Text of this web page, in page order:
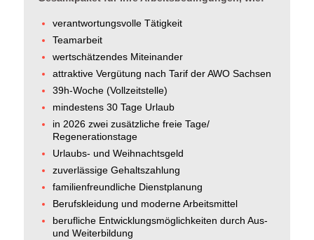
verantwortungsvolle Tätigkeit
Teamarbeit
wertschätzendes Miteinander
attraktive Vergütung nach Tarif der AWO Sachsen
39h-Woche (Vollzeitstelle)
mindestens 30 Tage Urlaub
in 2026 zwei zusätzliche freie Tage/
Regenerationstage
Urlaubs- und Weihnachtsgeld
zuverlässige Gehaltszahlung
familienfreundliche Dienstplanung
Berufskleidung und moderne Arbeitsmittel
berufliche Entwicklungsmöglichkeiten durch Aus-
und Weiterbildung